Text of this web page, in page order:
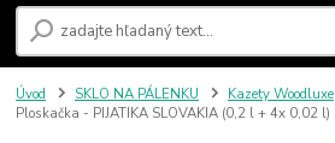
Úvod SKLO NA PÁLENKU Kazety Woodluxe
Ploskačka - PIJATIKA SLOVAKIA (0,2 l + 4x 0,02 l)